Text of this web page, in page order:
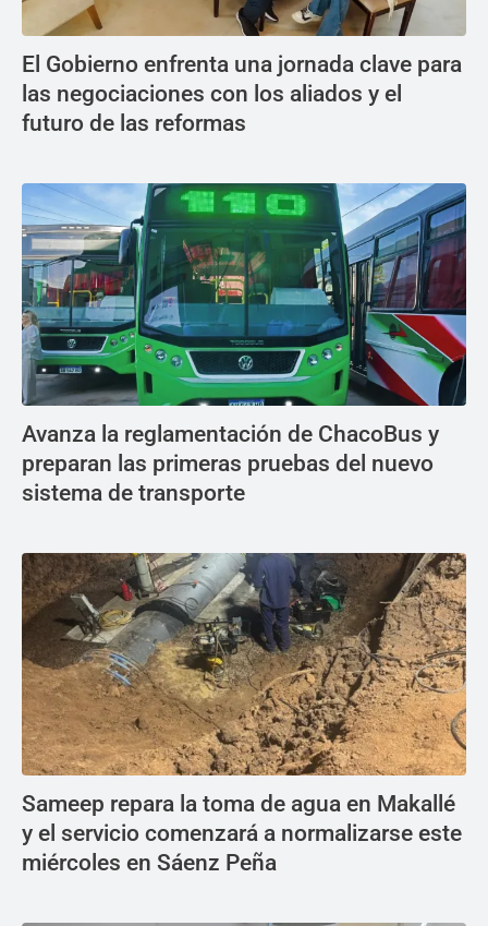
El Gobierno enfrenta una jornada clave para
las negociaciones con los aliados y el
futuro de las reformas
Avanza la reglamentación de ChacoBus y
preparan las primeras pruebas del nuevo
sistema de transporte
Sameep repara la toma de agua en Makallé
y el servicio comenzará a normalizarse este
miércoles en Sáenz Peña